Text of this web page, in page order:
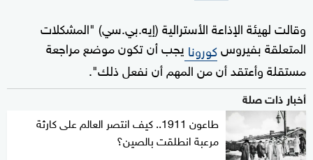
وقالت لهيئة الإذاعة الأسترالية (إيه.بي.سي) "المشكلات
المتعلقة بفيروسكورونا يجب أن تكون موضع مراجعة
مستقلة وأعتقد أن من المهم أن نفعل ذلك".
أخبار ذات صلة
طاعون 1911.. كيف انتصر العالم على كارثة
مرعبة انطلقت بالصين؟